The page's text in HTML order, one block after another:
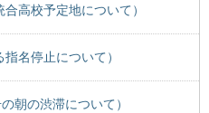
高校予定地について）
名停止について）
朝の渋滞について）